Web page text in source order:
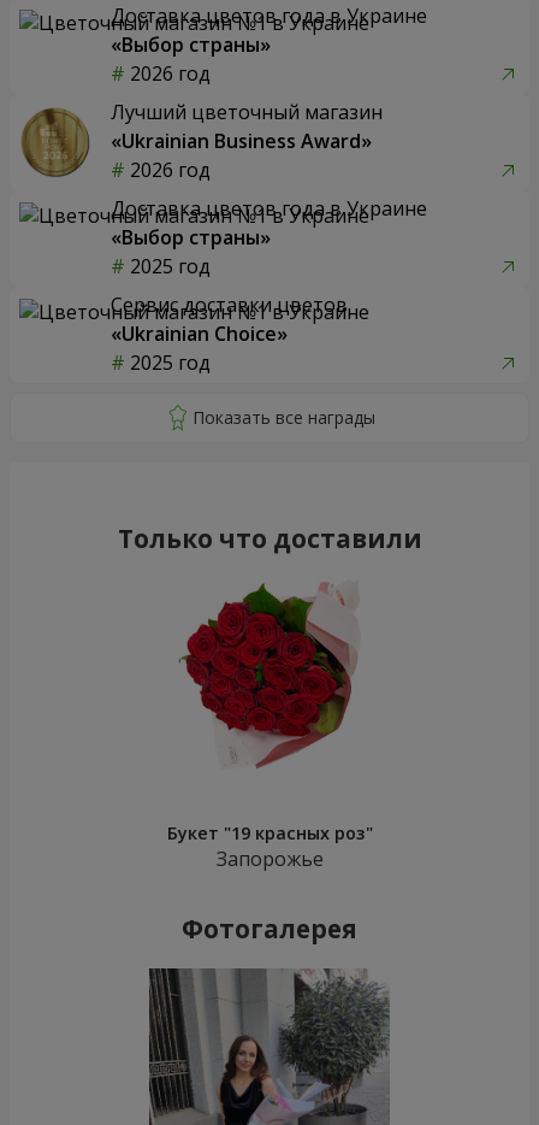
Доставка цветов года в Украине
«Выбор страны»
2026 год
Лучший цветочный магазин
«Ukrainian Business Award»
2026 год
Доставка цветов года в Украине
«Выбор страны»
2025 год
Сервис доставки цветов
«Ukrainian Choice»
2025 год
Только что доставили
Букет "19 красных роз"
Запорожье
Фотогалерея